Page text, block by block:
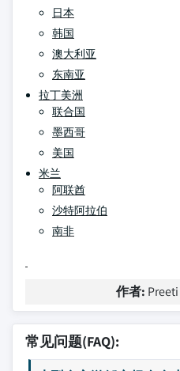
日本
韩国
澳大利亚
东南亚
拉丁美洲
联合国
墨西哥
美国
米兰
阿联酋
沙特阿拉伯
南非
作者:
常见问题(FAQ):